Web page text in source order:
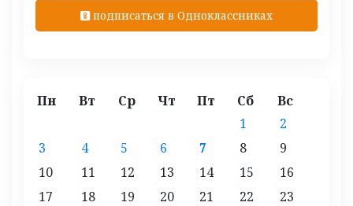
подписаться в Одноклассниках
Пн Вт Ср Чт Пт Сб Вс
1
2
3
4 5 6 7 8
9
10
11 12 13 14 15
16
17
18 19 20 21 22
23